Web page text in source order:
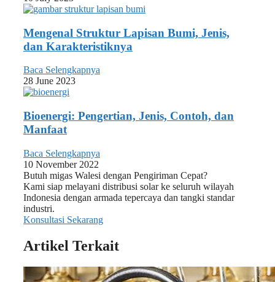
Mengenal Struktur Lapisan Bumi, Jenis,
dan Karakteristiknya
Baca Selengkapnya
28 June 2023
Bioenergi: Pengertian, Jenis, Contoh, dan
Manfaat
Baca Selengkapnya
10 November 2022
Butuh migas Walesi dengan Pengiriman Cepat?
Kami siap melayani distribusi solar ke seluruh wilayah
Indonesia dengan armada tepercaya dan tangki standar
industri.
Konsultasi Sekarang
Artikel Terkait